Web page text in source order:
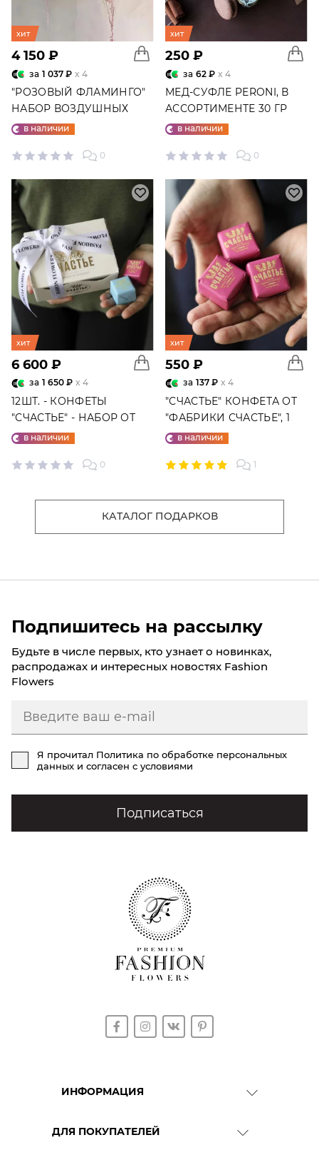
хит
4 150 ₽
за 1 037 ₽ x 4
"РОЗОВЫЙ ФЛАМИНГО"
НАБОР ВОЗДУШНЫХ
ШАРОВ №25
в наличии
0
хит
250 ₽
за 62 ₽ x 4
МЕД-СУФЛЕ PERONI, В
АССОРТИМЕНТЕ 30 ГР
в наличии
0
хит
6 600 ₽
за 1 650 ₽ x 4
12ШТ. - КОНФЕТЫ
"СЧАСТЬЕ" - НАБОР ОТ
"ФАБРИКИ СЧАСТЬЕ"
в наличии
0
хит
550 ₽
за 137 ₽ x 4
"СЧАСТЬЕ" КОНФЕТА ОТ
"ФАБРИКИ СЧАСТЬЕ", 1
ШТ.в наличии
1
КАТАЛОГ ПОДАРКОВ
Подпишитесь на рассылку
Будьте в числе первых, кто узнает о новинках,
распродажах и интересных новостях Fashion
Flowers
Я прочитал Политика по обработке персональных
данных и согласен с условиями
Подписаться
ИНФОРМАЦИЯ
ДЛЯ ПОКУПАТЕЛЕЙ